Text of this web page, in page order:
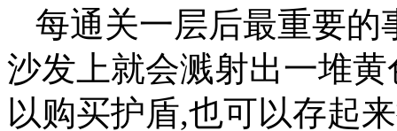
每通关一层后最重要的
沙发上就会溅射出一堆
以购买护盾,也可以存起